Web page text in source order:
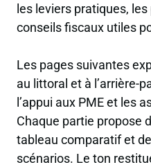
les leviers pratiques,
conseils fiscaux utiles
Les pages suivantes
au littoral et à l’arrière-
l’appui aux PME et les
Chaque partie propose
tableau comparatif et
scénarios. Le ton